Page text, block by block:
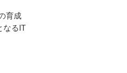
育成
なるIT